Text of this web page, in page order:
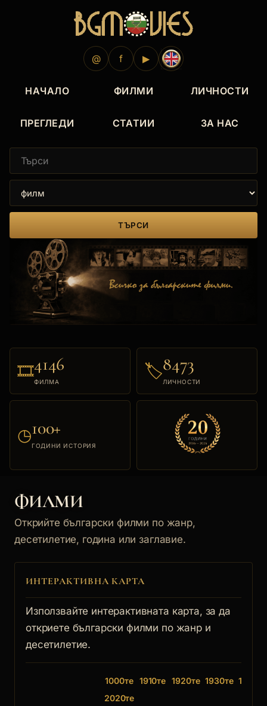
@ f ▶
НАЧАЛО ФИЛМИ ЛИЧНОСТИ
ПРЕГЛЕДИ СТАТИИ ЗА НАС
ТЪРСИ
🎞4146
ФИЛМА
🏷8473
ЛИЧНОСТИ
◷100+
ГОДИНИ ИСТОРИЯ
ФИЛМИ
Открийте български филми по жанр,
десетилетие, година или заглавие.
ИНТЕРАКТИВНА КАРТА
Използвайте интерактивната карта, за да
откриете български филми по жанр и
десетилетие.
1000те 1910те 1920те 1930те 1940те
2020те